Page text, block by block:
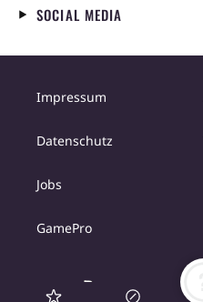
SOCIAL MEDIA
Impressum
Datenschutz
Jobs
GamePro